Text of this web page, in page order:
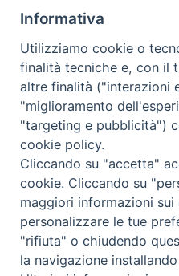
Redazione
Scrivici
Copyright © 2019 -
Trentina Editrice
Privacy Policy
Informativa
Utilizziamo cookie o
finalità tecniche e, con il
altre finalità ("interazioni
"miglioramento
"targeting e pubblicità")
cookie policy.
Cliccando su "accetta"
cookie. Cliccando su
maggiori informazioni
personalizzare le tue
"rifiuta" o chiudendo
la navigazione